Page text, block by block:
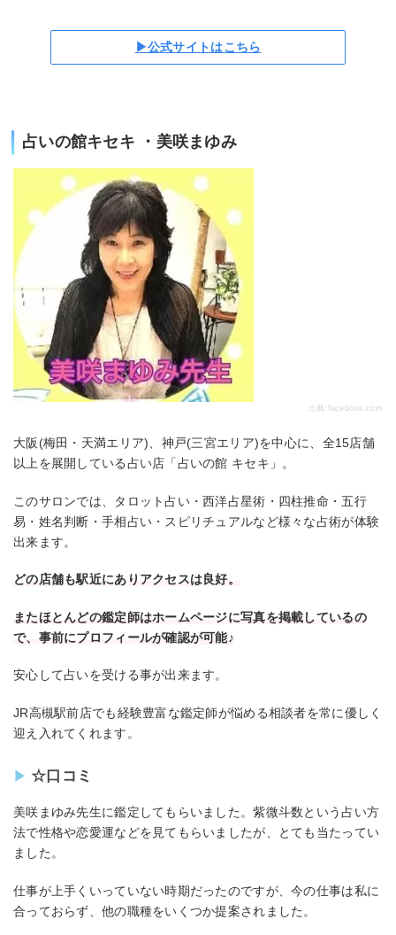
▶公式サイトはこちら
占いの館キセキ ・美咲まゆみ
出典: facebook.com
大阪(梅田・天満エリア)、神戸(三宮エリア)を中心に、全15店舗
以上を展開している占い店「占いの館 キセキ」。
このサロンでは、タロット占い・西洋占星術・四柱推命・五行
易・姓名判断・手相占い・スピリチュアルなど様々な占術が体験
出来ます。
どの店舗も駅近にありアクセスは良好。
またほとんどの鑑定師はホームページに写真を掲載しているの
で、事前にプロフィールが確認が可能♪
安心して占いを受ける事が出来ます。
JR高槻駅前店でも経験豊富な鑑定師が悩める相談者を常に優しく
迎え入れてくれます。
☆口コミ
美咲まゆみ先生に鑑定してもらいました。紫微斗数という占い方
法で性格や恋愛運などを見てもらいましたが、とても当たってい
ました。
仕事が上手くいっていない時期だったのですが、今の仕事は私に
合っておらず、他の職種をいくつか提案されました。